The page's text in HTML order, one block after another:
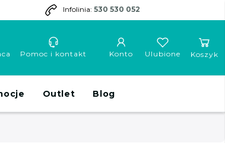
Infolinia: 530 530 052
Pomoc i kontakt Konto Koszyk
Ulubione
Outlet Blog